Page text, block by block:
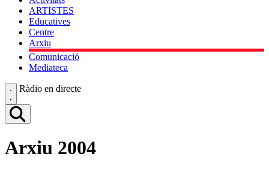
ARTISTES
Educatives
Centre
Arxiu
Comunicació
Mediateca
Ràdio en directe
Arxiu 2004